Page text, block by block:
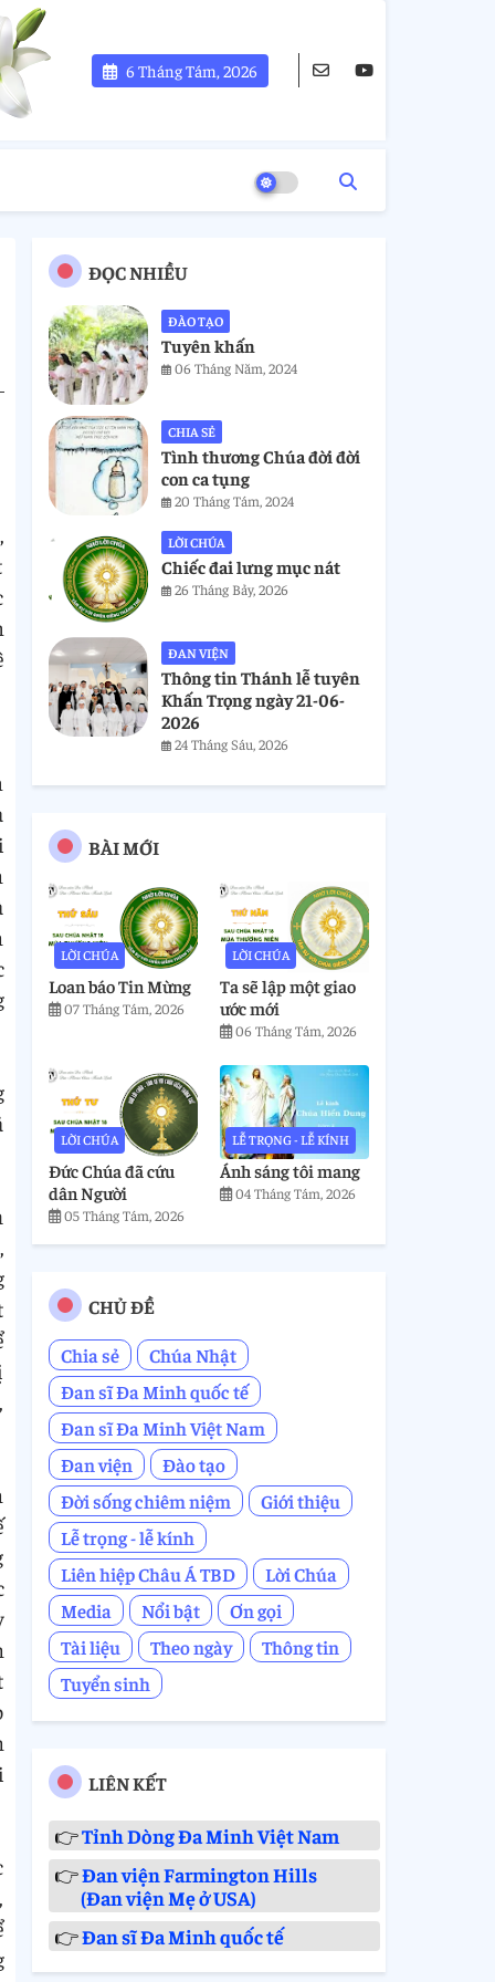
6 Tháng Tám, 2026
ĐỌC NHIỀU
ĐÀO TẠO
Tuyên khấn
06 Tháng Năm, 2024
CHIA SẺ
Tình thương Chúa đời đời
con ca tụng
20 Tháng Tám, 2024
LỜI CHÚA
Chiếc đai lưng mục nát
26 Tháng Bảy, 2026
ĐAN VIỆN
Thông tin Thánh lễ tuyên
Khấn Trọng ngày 21-06-
2026
24 Tháng Sáu, 2026
BÀI MỚI
LỜI CHÚA
Loan báo Tin Mừng
07 Tháng Tám, 2026
LỜI CHÚA
Ta sẽ lập một giao
ước mới
06 Tháng Tám, 2026
LỜI CHÚA
Đức Chúa đã cứu
dân Người
05 Tháng Tám, 2026
LỄ TRỌNG - LỄ KÍNH
Ánh sáng tôi mang
04 Tháng Tám, 2026
CHỦ ĐỀ
Chia sẻ
Chúa Nhật
Đan sĩ Đa Minh quốc tế
Đan sĩ Đa Minh Việt Nam
Đan viện
Đào tạo
Đời sống chiêm niệm
Giới thiệu
Lễ trọng - lễ kính
Liên hiệp Châu Á TBD
Lời Chúa
Media
Nổi bật
Ơn gọi
Tài liệu
Theo ngày
Thông tin
Tuyển sinh
LIÊN KẾT
👉Tỉnh Dòng Đa Minh Việt Nam
👉Đan viện Farmington Hills
(Đan viện Mẹ ở USA)
👉Đan sĩ Đa Minh quốc tế